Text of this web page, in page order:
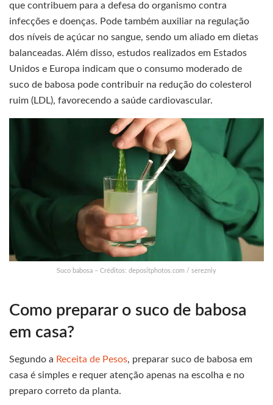
que contribuem para a defesa do organismo contra
infecções e doenças. Pode também auxiliar na regulação
dos níveis de açúcar no sangue, sendo um aliado em dietas
balanceadas. Além disso, estudos realizados em Estados
Unidos e Europa indicam que o consumo moderado de
suco de babosa pode contribuir na redução do colesterol
ruim (LDL), favorecendo a saúde cardiovascular.
Suco babosa – Créditos: depositphotos.com / serezniy
Como preparar o suco de babosa
em casa?
Segundo a Receita de Pesos, preparar suco de babosa em
casa é simples e requer atenção apenas na escolha e no
preparo correto da planta.